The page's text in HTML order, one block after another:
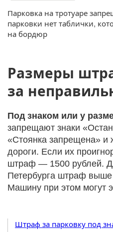
Парковка на тротуаре
парковки нет таблички,
на бордюр
Размеры
за
Под знаком или у
запрещают знаки
«Стоянка запрещена» и
дороги. Если их
штраф — 1500 рублей.
Петербурга штраф
Машину при этом могут
Штраф за парковку под